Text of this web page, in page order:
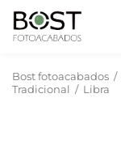
Bost fotoacabados /
Tradicional / Libra